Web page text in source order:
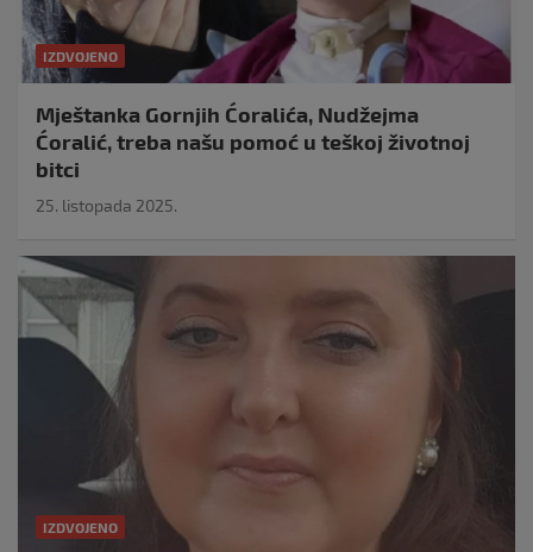
IZDVOJENO
Mještanka Gornjih Ćoralića, Nudžejma
Ćoralić, treba našu pomoć u teškoj životnoj
bitci
25. listopada 2025.
IZDVOJENO